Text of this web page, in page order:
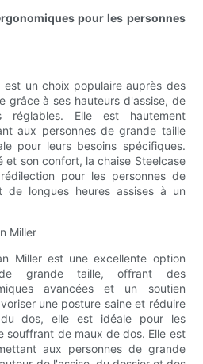
pour les personnes
est un choix populaire auprès des
grâce à ses hauteurs d'assise, de
réglables. Elle est hautement
aux personnes de grande taille
pour leurs besoins spécifiques.
et son confort, la chaise Steelcase
pour les personnes de
de longues heures assises à un
Miller
Miller est une excellente option
grande taille, offrant des
avancées et un soutien
une posture saine et réduire
dos, elle est idéale pour les
souffrant de maux de dos. Elle est
aux personnes de grande